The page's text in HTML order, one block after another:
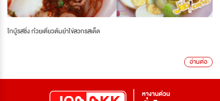
โกบู๊รสซิ่ง ก๋วยเตี๋ยวต้มยำไข่ลวกรสเด็ด
อ่านต่อ